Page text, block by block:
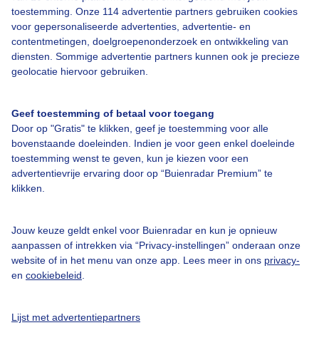
toestemming. Onze 114 advertentie partners gebruiken cookies
voor gepersonaliseerde advertenties, advertentie- en
contentmetingen, doelgroepenonderzoek en ontwikkeling van
diensten. Sommige advertentie partners kunnen ook je precieze
geolocatie hiervoor gebruiken.
Geef toestemming of betaal voor toegang
Door op "Gratis" te klikken, geef je toestemming voor alle
bovenstaande doeleinden. Indien je voor geen enkel doeleinde
toestemming wenst te geven, kun je kiezen voor een
advertentievrije ervaring door op “Buienradar Premium” te
klikken.
Jouw keuze geldt enkel voor Buienradar en kun je opnieuw
aanpassen of intrekken via “Privacy-instellingen” onderaan onze
website of in het menu van onze app. Lees meer in ons privacy-
en cookiebeleid
Lijst met advertentiepartners
Over Buienradar
Bedrijfsgegevens
Contact
Toegankelijkheid
Gebruikersvoorwaarden
Adverteren
Privacy beleid
Cookie beleid